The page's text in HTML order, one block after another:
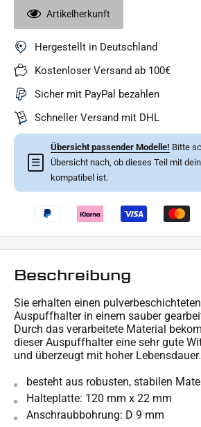
Artikelherkunft
Hergestellt in Deutschland
Kostenloser Versand ab 100€
Sicher mit PayPal bezahlen
Schneller Versand mit DHL
☰
Übersicht passender Modelle! Bitte
Übersicht nach, ob dieses Teil mit
kompatibel ist.
Beschreibung
Sie erhalten einen
Auspuffhalter in einem sauber
Durch das verarbeitete Material
dieser Auspuffhalter eine sehr gute
und überzeugt mit hoher Lebensdauer.
besteht aus robusten, stabilen
Halteplatte: 120 mm x 22 mm
Anschraubbohrung: D 9 mm